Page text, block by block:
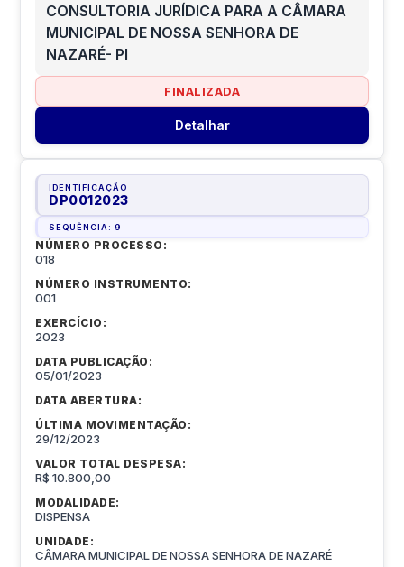
CONSULTORIA JURÍDICA PARA A CÂMARA
MUNICIPAL DE NOSSA SENHORA DE
NAZARÉ- PI
FINALIZADA
Detalhar
IDENTIFICAÇÃO
DP0012023
SEQUÊNCIA:9
NÚMERO PROCESSO:
018
NÚMERO INSTRUMENTO:
001
EXERCÍCIO:
2023
DATA PUBLICAÇÃO:
05/01/2023
DATA ABERTURA:
ÚLTIMA MOVIMENTAÇÃO:
29/12/2023
VALOR TOTAL DESPESA:
R$ 10.800,00
MODALIDADE:
DISPENSA
UNIDADE:
CÂMARA MUNICIPAL DE NOSSA SENHORA DE NAZARÉ